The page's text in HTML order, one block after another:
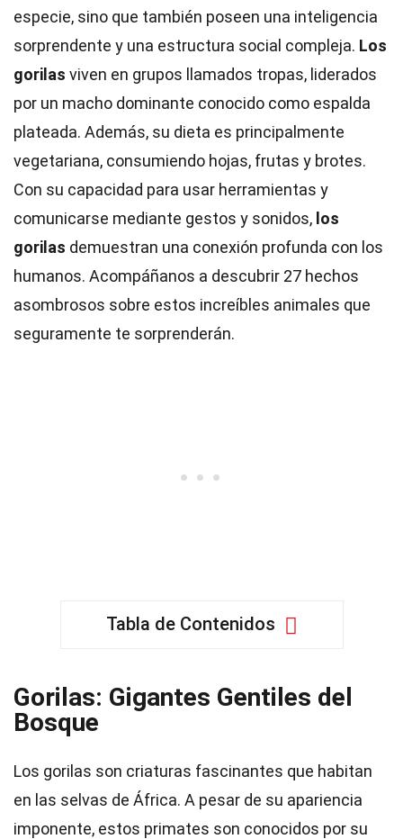
especie, sino que también poseen una inteligencia
sorprendente y una estructura social compleja. Los
gorilas viven en grupos llamados tropas, liderados
por un macho dominante conocido como espalda
plateada. Además, su dieta es principalmente
vegetariana, consumiendo hojas, frutas y brotes.
Con su capacidad para usar herramientas y
comunicarse mediante gestos y sonidos, los
gorilas demuestran una conexión profunda con los
humanos. Acompáñanos a descubrir 27 hechos
asombrosos sobre estos increíbles animales que
seguramente te sorprenderán.
Tabla de Contenidos
Gorilas: Gigantes Gentiles del
Bosque
Los gorilas son criaturas fascinantes que habitan
en las selvas de África. A pesar de su apariencia
imponente, estos primates son conocidos por su